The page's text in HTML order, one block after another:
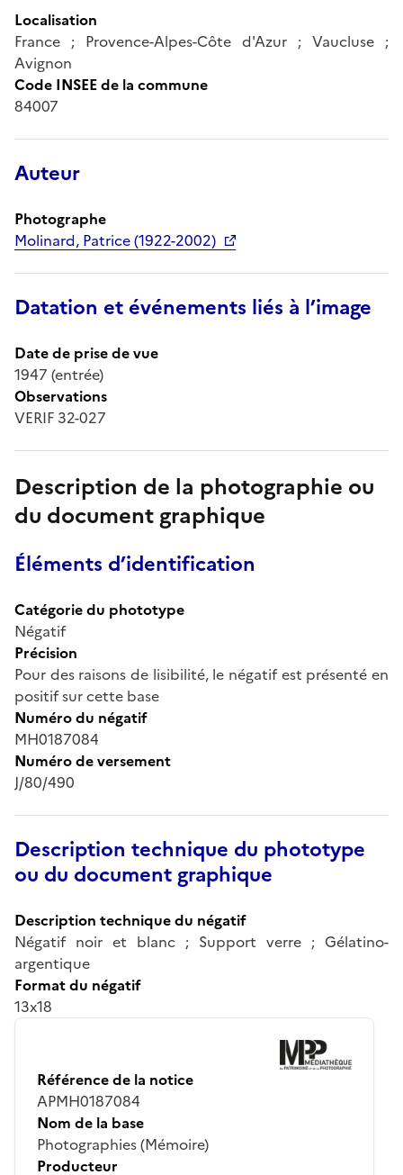
Localisation
France ; Provence-Alpes-Côte d'Azur ; Vaucluse ;
Avignon
Code INSEE de la commune
84007
Auteur
Photographe
Molinard, Patrice (1922-2002)
Datation et événements liés à l’image
Date de prise de vue
1947 (entrée)
Observations
VERIF 32-027
Description de la photographie ou
du document graphique
Éléments d’identification
Catégorie du phototype
Négatif
Précision
Pour des raisons de lisibilité, le négatif est présenté en
positif sur cette base
Numéro du négatif
MH0187084
Numéro de versement
J/80/490
Description technique du phototype
ou du document graphique
Description technique du négatif
Négatif noir et blanc ; Support verre ; Gélatino-
argentique
Format du négatif
13x18
Référence de la notice
APMH0187084
Nom de la base
Photographies (Mémoire)
Producteur